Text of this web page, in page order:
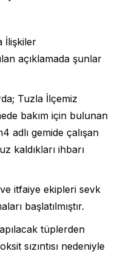
İlişkiler
açıklamada şunlar
Tuzla İlçemiz
bakım için bulunan
adlı gemide çalışan
kaldıkları ihbarı
itfaiye ekipleri sevk
başlatılmıştır.
tüplerden
sızıntısı nedeniyle